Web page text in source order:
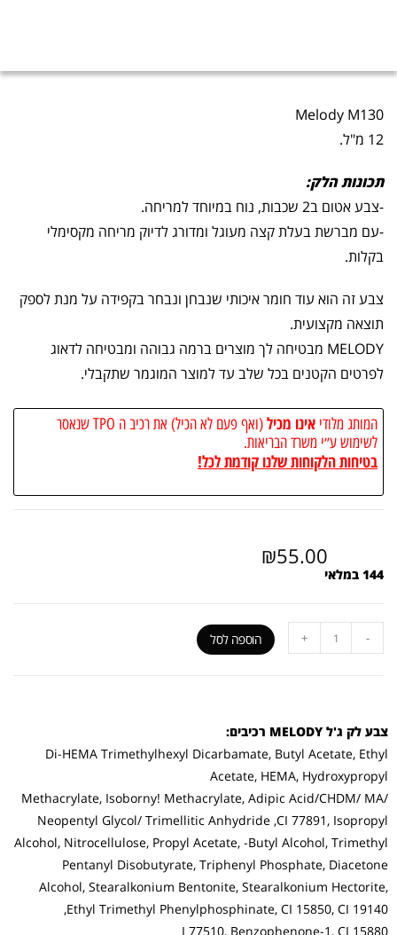
Melody M130
12 מ"ל.
תכונות הלק:
-צבע אטום ב2 שכבות, נוח במיוחד למריחה.
-עם מברשת בעלת קצה מעוגל ומדורג לדיוק מריחה מקסימלי
בקלות.
צבע זה הוא עוד חומר איכותי שנבחן ונבחר בקפידה על מנת לספק
תוצאה מקצועית.
MELODY מבטיחה לך מוצרים ברמה גבוהה ומבטיחה לדאוג
לפרטים הקטנים בכל שלב עד למוצר המוגמר שתקבלי.
המותג מלודי אינו מכיל
(ואף פעם לא הכיל) את רכיב ה TPO שנאסר
לשימוש ע״י משרד הבריאות.
בטיחות הלקוחות שלנו קודמת לכל!
₪55.00
144 במלאי
-
+ הוספה לסל
צבע לק ג'ל MELODY רכיבים:
Di-HEMA Trimethylhexyl Dicarbamate, Butyl Acetate, Ethyl
Acetate, HEMA, Hydroxypropyl
Methacrylate, Isoborny! Methacrylate, Adipic Acid/CHDM/ MA/
Neopentyl Glycol/ Trimellitic Anhydride ,CI 77891, Isopropyl
Alcohol, Nitrocellulose, Propyl Acetate, -Butyl Alcohol, Trimethyl
Pentanyl Disobutyrate, Triphenyl Phosphate, Diacetone
Alcohol, Stearalkonium Bentonite, Stearalkonium Hectorite,
Ethyl Trimethyl Phenylphosphinate, CI 15850, CI 19140,
I 77510, Benzophenone-1, CI 15880